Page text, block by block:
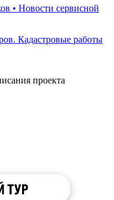
• Новости сервисной
Кадастровые работы